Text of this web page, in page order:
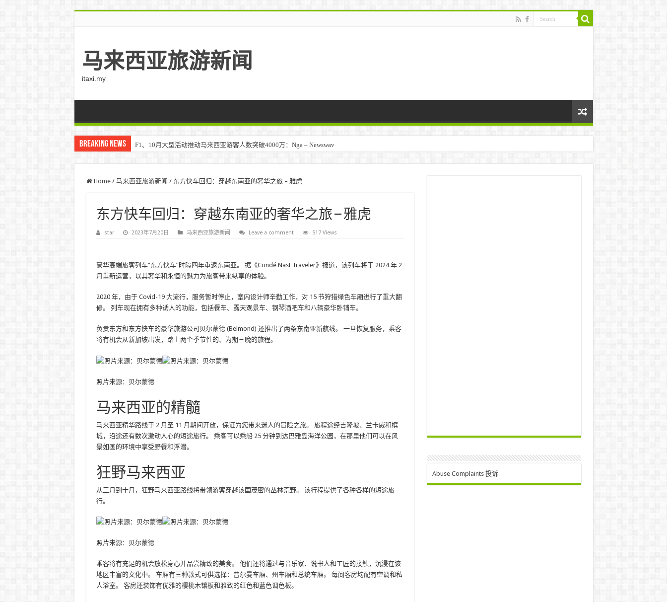
马来西亚旅游新闻
itaxi.my
Breaking News F1、10月大型活动推动马来西亚游客人数突破4000万：Nga – Newswav
Home / 马来西亚旅游新闻 / 东方快车回归：穿越东南亚的奢华之旅 – 雅虎
东方快车回归：穿越东南亚的奢华之旅 – 雅虎
star 2023年7月20日 马来西亚旅游新闻 Leave a comment 517 Views
豪华高端旅客列车“东方快车”时隔四年重返东南亚。 据《Condé Nast Traveler》报道，该列车将于 2024 年 2
月重新运营，以其奢华和永恒的魅力为旅客带来纵享的体验。
2020 年，由于 Covid-19 大流行，服务暂时停止，室内设计师辛勤工作，对 15 节狩猎绿色车厢进行了重大翻
修。 列车现在拥有多种诱人的功能，包括餐车、露天观景车、钢琴酒吧车和八辆豪华卧铺车。
负责东方和东方快车的豪华旅游公司贝尔蒙德 (Belmond) 还推出了两条东南亚新航线。 一旦恢复服务，乘客
将有机会从新加坡出发，踏上两个季节性的、为期三晚的旅程。
照片来源：贝尔蒙德
马来西亚的精髓
马来西亚精华路线于 2 月至 11 月期间开放，保证为您带来迷人的冒险之旅。 旅程途经吉隆坡、兰卡威和槟
城，沿途还有数次激动人心的短途旅行。 乘客可以乘船 25 分钟到达巴雅岛海洋公园，在那里他们可以在风
景如画的环境中享受野餐和浮潜。
狂野马来西亚
从三月到十月，狂野马来西亚路线将带领游客穿越该国茂密的丛林荒野。 该行程提供了各种各样的短途旅
行。
照片来源：贝尔蒙德
乘客将有充足的机会放松身心并品尝精致的美食。 他们还将通过与音乐家、说书人和工匠的接触，沉浸在该
地区丰富的文化中。 车厢有三种款式可供选择：普尔曼车厢、州车厢和总统车厢。 每间客房均配有空调和私
人浴室。 客房还装饰有优雅的樱桃木镶板和雅致的红色和蓝色调色板。
Abuse Complaints 投诉